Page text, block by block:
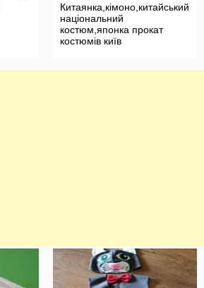
Китаянка,кімоно,китайський
національний
костюм,японка прокат
костюмів київ